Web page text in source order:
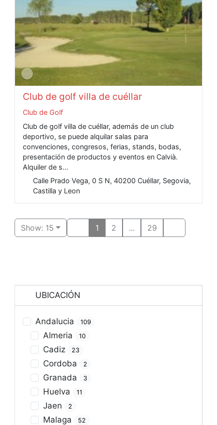
Club de golf villa de cuéllar
Club de Golf
Club de golf villa de cuéllar, además de un club
deportivo, se puede alquilar salas para
convenciones, congresos, ferias, stands, bodas,
presentación de productos y eventos en Calvià.
Alquiler de s...
Calle Prado Vega, 0 S N, 40200 Cuéllar, Segovia,
Castilla y Leon
Show: 15 1 2 ... 29
UBICACIÓN
Andalucia 109
Almeria 10
Cadiz 23
Cordoba 2
Granada 3
Huelva 11
Jaen 2
Malaga 52